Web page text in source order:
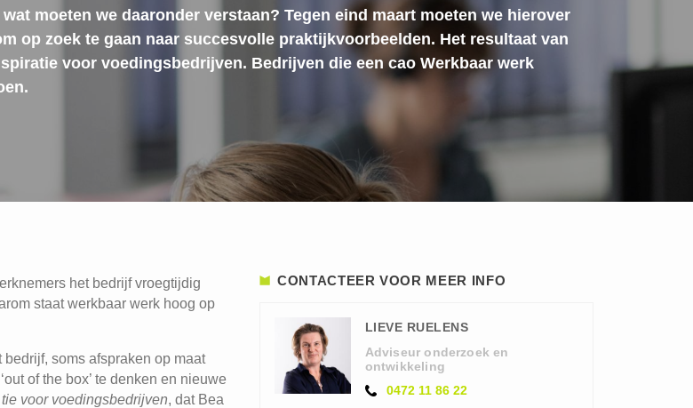
moeten we daaronder verstaan? Tegen eind maart moeten we hierover
op zoek te gaan naar succesvolle praktijkvoorbeelden. Het resultaat van
voor voedingsbedrijven. Bedrijven die een cao Werkbaar werk
het bedrijf vroegtijdig
staat werkbaar werk hoog op
soms afspraken op maat
of the box’ te denken en nieuwe
tie voor voedingsbedrijven, dat Bea
CONTACTEER VOOR MEER INFO
LIEVE RUELENS
Adviseur onderzoek en
ontwikkeling
0472 11 86 22